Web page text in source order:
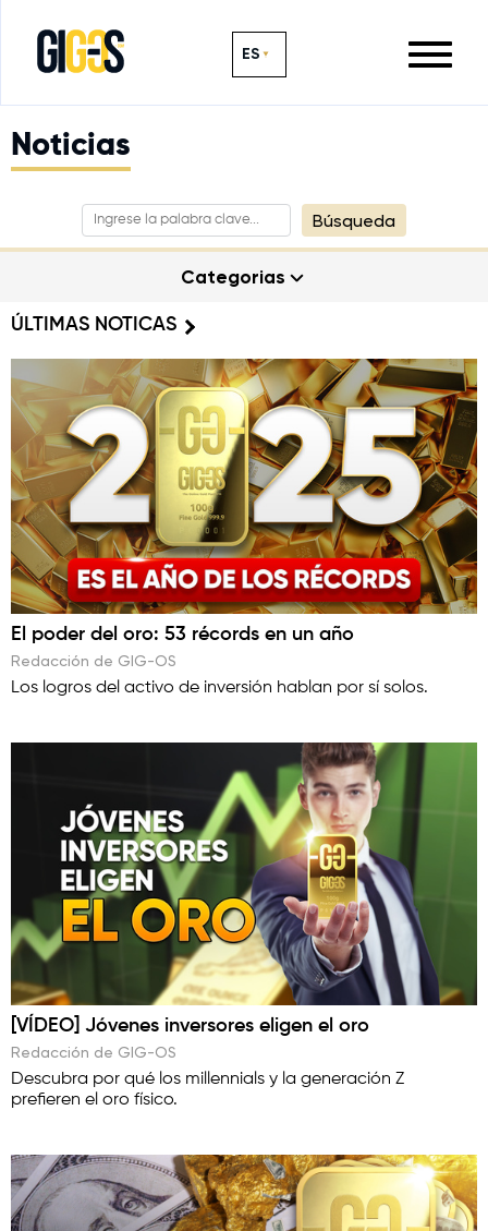
ES
Noticias
Categorias
Búsqueda
ÚLTIMAS NOTICAS
El poder del oro: 53 récords en un año
Redacción de GIG-OS
Los logros del activo de inversión hablan por sí solos.
[VÍDEO] Jóvenes inversores eligen el oro
Redacción de GIG-OS
Descubra por qué los millennials y la generación Z
prefieren el oro físico.